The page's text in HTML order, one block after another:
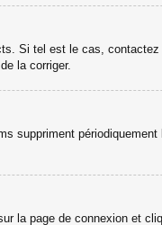
Si tel est le cas,
la corriger.
suppriment
la page de connexion et